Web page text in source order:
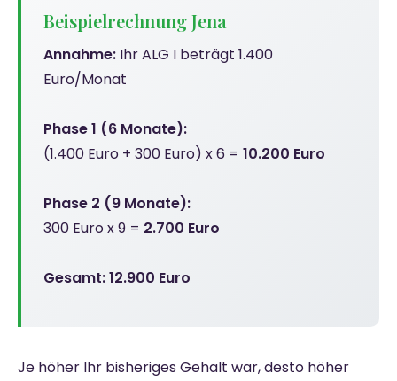
Beispielrechnung Jena
Annahme: Ihr ALG I beträgt 1.400
Euro/Monat
Phase 1 (6 Monate):
(1.400 Euro + 300 Euro) x 6 = 10.200 Euro
Phase 2 (9 Monate):
300 Euro x 9 = 2.700 Euro
Gesamt: 12.900 Euro
Je höher Ihr bisheriges Gehalt war, desto höher